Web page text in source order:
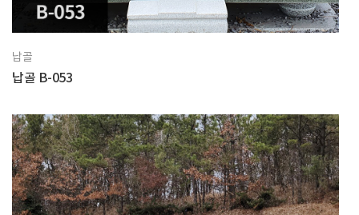
납골
납골 B-053